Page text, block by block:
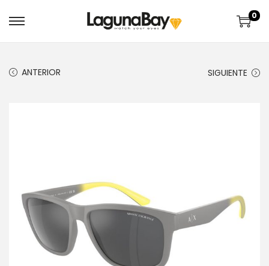
0
ANTERIOR SIGUIENTE